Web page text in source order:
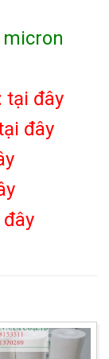
: tại đây
đây
đây